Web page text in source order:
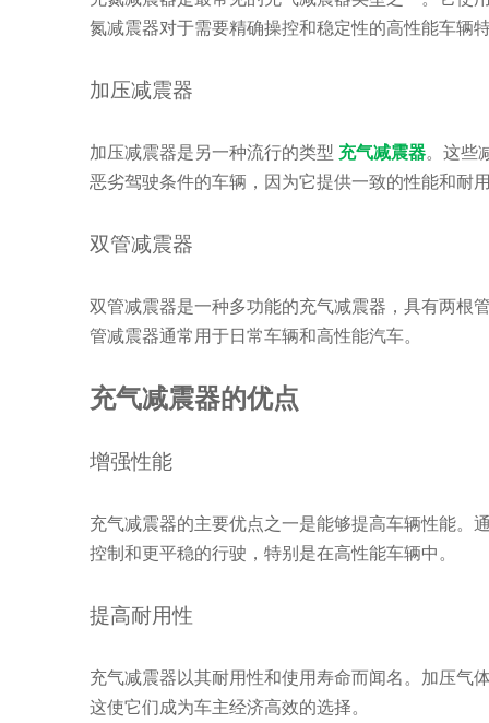
氮减震器对于需要精确操控和稳定性的高性能车辆
加压减震器
加压减震器是另一种流行的类型 充气减震器。这些
恶劣驾驶条件的车辆，因为它提供一致的性能和耐
双管减震器
双管减震器是一种多功能的充气减震器，具有两根
管减震器通常用于日常车辆和高性能汽车。
充气减震器的优点
增强性能
充气减震器的主要优点之一是能够提高车辆性能。
控制和更平稳的行驶，特别是在高性能车辆中。
提高耐用性
充气减震器以其耐用性和使用寿命而闻名。加压气
这使它们成为车主经济高效的选择。